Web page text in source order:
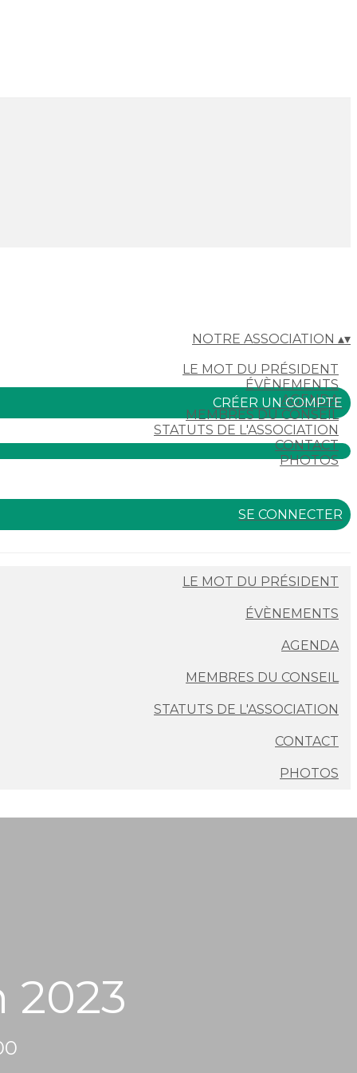
NOTRE ASSOCIATION ▴▾
LE MOT DU PRÉSIDENT
ÉVÈNEMENTS
AGENDA
MEMBRES DU CONSEIL
STATUTS DE L'ASSOCIATION
CONTACT
PHOTOS
CRÉER UN COMPTE
SE CONNECTER
LE MOT DU PRÉSIDENT
ÉVÈNEMENTS
AGENDA
MEMBRES DU CONSEIL
STATUTS DE L'ASSOCIATION
CONTACT
PHOTOS
2023